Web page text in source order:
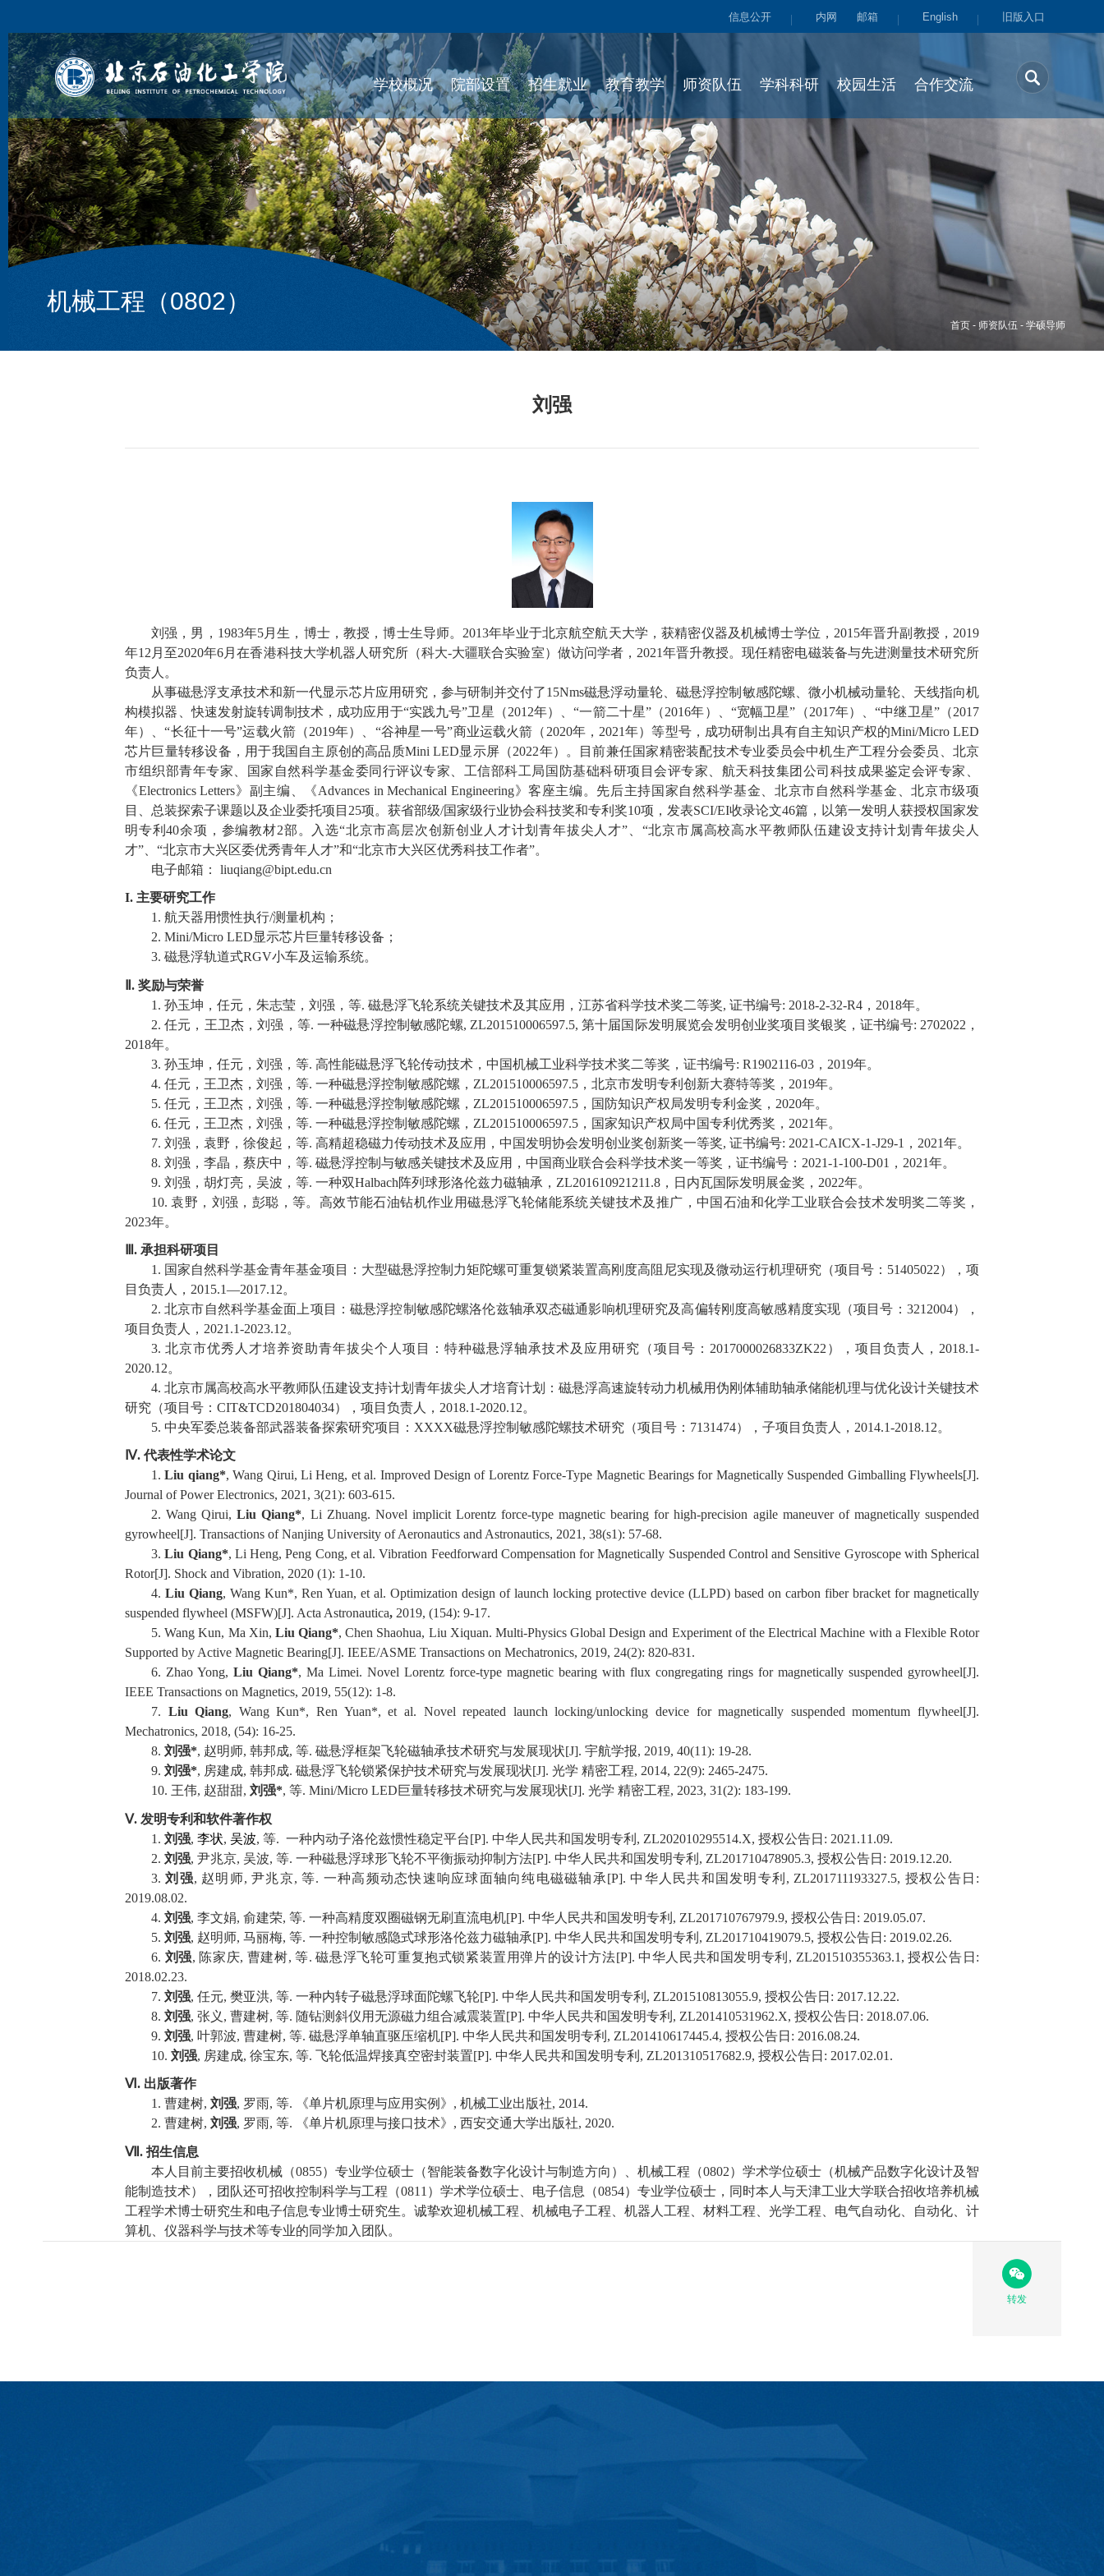
信息公开 内网 邮箱 English 旧版入口
学校概况 院部设置 招生就业 教育教学 师资队伍 学科科研 校园生活 合作交流
首页 - 师资队伍 - 学硕导师
机械工程（0802）
刘强
刘强，男， 1983年5月生，博士，教授，博士生导师。 2013年毕业于北京航空航天大学，获精密仪器及机械博士学位 ， 2015年晋升副教授， 2019
年12 月至2020年6月在香港科技大学机器人研究所（科大-大疆联合实验室）做访问学者， 2021年晋升教授。现任精密电磁装备与先进测量技术研究所
负责人。
从事磁悬浮支承技术和新一代显示芯片应用研究 ， 参与研制并交付了15Nms磁悬浮动量轮、磁悬浮控制敏感陀螺
微小机械动量轮、天线指向机
构模拟器、快速发射旋转调制技术，成功应用于“实践九号”卫星（2012年）、“一箭二十星” （2016年）、 “宽幅卫星” （2017年）、“中继卫星”（2017
年）、“长征十一号”运载火箭（2019年）、 “谷神星一号”商业运载火箭（ 2020年， 2021年）等型号， 成功研制出具有自主知识产权的Mini/Micro LED
芯片巨量转移设备，用于我国自主原创的高品质Mini LED显示屏（2022年）。 目前兼任国家精密装配技术专业委员会中机生产工程分会委员、北京
市组织部青年专家、国家自然科学基金委同行评议专家、工信部科工局国防基础科研项目会评专家、航天科技集团公司科技成果鉴定会评专家、
《Electronics Letters》副主编、《Advances in Mechanical Engineering》客座主编。先后主持国家自然科学基金
北京市自然科学基金、北京市级项
目、总装探索子课题 以及企业委托项目 25项。获省部级/国家级行业协会科技奖和专利奖10项， 发表SCI/EI收录论文46篇 ， 以第一发明人 获授权国家发
明专利40余项 ， 参编教材2部。 入选“北京市高层次创新创业人才计划青年拔尖人才” “北京市属高校高水平教师队伍建设支持计划青年拔尖人
才” “北京市大兴区委优秀青年人才”和“北京市大兴区优秀科技工作者”。
电子邮箱：
liuqiang@bipt.edu.cn
I. 主要研究工作
1. 航天器用惯性执行/测量机构 ；
2. Mini/Micro LED显示芯片巨量转移设备 ；
3. 磁悬浮轨道式RGV小车及运输系统。
. 奖励与荣誉
1. 孙玉坤，任元，朱志莹， 刘强 ，等. 磁悬浮飞轮系统关键技术及其应用，江苏省科学技术奖二等奖, 证书编号: 2018-2-32-R4 ， 2018年。
2.任元，王卫杰，刘强 ，等. 一种磁悬浮控制敏感陀螺, ZL201510006597.5, 第十届国际发明展览会发明创业奖项目奖银奖，证书编号: 2702022 ，
2018年。
3. 孙玉坤，任元， 刘强 ，等. 高性能磁悬浮飞轮传动技术，中国机械工业科学技术奖二等奖，证书编号: R1902116-03 ， 2019年。
4. 任元，王卫杰， 刘强 ，等. 一种磁悬浮控制敏感陀螺， ZL201510006597.5 ，北京市发明专利创新大赛特等奖， 2019年。
5. 任元，王卫杰， 刘强 ，等. 一种磁悬浮控制敏感陀螺， ZL201510006597.5 ，国防知识产权局发明专利金奖， 2020年。
6. 任元，王卫杰， 刘强 ，等. 一种磁悬浮控制敏感陀螺， ZL201510006597.5 ，国家知识产权局中国专利优秀奖， 2021年。
7. 刘强 ，袁野，徐俊起，等. 高精超稳磁力传动技术及应用，中国发明协会发明创业奖创新奖一等奖, 证书编号: 2021-CAICX-1-J29-1 ， 2021年。
8. 刘强 ，李晶，蔡庆中，等. 磁悬浮控制与敏感关键技术及应用，中国商业联合会科学技术奖一等奖，证书编号： 2021-1-100-D01 ， 2021年。
9. 刘强 ，胡灯亮，吴波，等. 一种双Halbach阵列球形洛伦兹力磁轴承， ZL201610921211.8 ，日内瓦国际发明展金奖， 2022年。
10. 袁野， 刘强 ， 彭聪，等。高效节能石油钻机作业用磁悬浮飞轮储能系统关键技术及推广，中国石油和化学工业联合会技术发明奖二等奖，
2023年。
. 承担科研项目
1. 国家自然科学基金青年基金项目：大型磁悬浮控制力矩陀螺可重复锁紧装置高刚度高阻尼实现及微动运行机理研究 （项目号： 51405022） ， 项
目 负责人 ， 2015.1—2017.12。
2.北京市自然科学基金面上项目：磁悬浮控制敏感陀螺洛伦兹轴承双态磁通影响机理研究及高偏转刚度高敏感精度实现 （项目号： 3212004）
，
项目 负责人， 2021 .1-2023.12。
3. 北京市优秀人才培养资助青年拔尖个人项目：特种磁悬浮轴承技术及应用研究 （项目号： 2017000026833ZK22 ） ， 项目 负责人， 2018.1-
2020.12。
4. 北京市属高校高水平教师队伍建设支持计划青年拔尖人才培育计划：磁悬浮高速旋转动力机械用伪刚体辅助轴承储能机理与优化设计关键技术
研究 （项目号： CIT&TCD201804034） ， 项目 负责人， 2018.1-2020.12。
5. 中央军委总装备部武器装备探索研究项目： XXXX磁悬浮控制敏感陀螺技术研究 （项目号 ： 7131474） ， 子项目 负责人， 2014.1-2018.12。
Ⅳ. 代表性学术论文
1.Liu qiang*, Wang Qirui, Li Heng, et al. Improved Design of Lorentz Force-Type Magnetic Bearings for Magnetically Suspended Gimballing Flywheels[J].
Journal of Power Electronics, 2021, 3(21): 603-615.
2.Wang Qirui,Liu Qiang*, LiZhuang. Novel implicit Lorentz force-type magnetic bearing for high-precision agile maneuver of magnetically suspended
gyrowheel[J]. Transactions of Nanjing University of Aeronautics and Astronautics, 2021, 38(s1): 57-68.
3.Liu Qiang*, Li Heng, Peng Cong, et al. Vibration Feedforward Compensation for Magnetically Suspended Control and Sensitive Gyroscope with Spherical
Rotor[J]. Shock and Vibration, 2020 (1): 1-10.
4. Liu Qiang, Wang Kun*, Ren Yuan, et al. Optimization design of launch locking protective device (LLPD) based on carbon fiber bracket for magnetically
suspended flywheel (MSFW)[J]. Acta Astronautica, 2019, (154): 9-17.
5.Wang Kun, Ma Xin, Liu Qiang*, Chen Shaohua, Liu Xiquan. Multi-Physics Global Design and Experiment of the Electrical Machine with a Flexible Rotor
Supported by Active Magnetic Bearing[J]. IEEE/ASME Transactions on Mechatronics, 2019, 24(2): 820-831.
6. Zhao Yong, Liu Qiang*, Ma Limei. Novel Lorentz force-type magnetic bearing with flux congregating rings for magnetically suspended gyrowheel[J].
IEEE Transactions on Magnetics, 2019, 55(12): 1-8.
7. Liu Qiang, Wang Kun*, Ren Yuan*, et al. Novel repeated launch locking/unlocking device for magnetically suspended momentum flywheel[J].
Mechatronics, 2018, (54): 16-25.
8. 刘强*, 赵明师, 韩邦成, 等. 磁悬浮框架飞轮磁轴承技术研究与发展现状[J]. 宇航学报, 2019, 40(11): 19-28.
9. 刘强*, 房建成, 韩邦成. 磁悬浮飞轮锁紧保护技术研究与发展现状[J]. 光学 精密工程, 2014, 22(9): 2465-2475.
10. 王伟, 赵甜甜, 刘强*, 等. Mini/Micro LED巨量转移技术研究与发展现状[J]. 光学 精密工程, 2023, 31(2): 183-199.
Ⅴ. 发明专利和软件著作权
1. 刘强, 李状, 吴波, 等. 一种内动子洛伦兹惯性稳定平台[P]. 中华人民共和国发明专利 , ZL202010295514.X, 授权公告日 : 2021.11.09.
2. 刘强, 尹兆京, 吴波, 等. 一种磁悬浮球形飞轮不平衡振动抑制方法[P]. 中华人民共和国发明专利 , ZL201710478905.3, 授权公告日 : 2019.12.20.
3.刘强, 赵明师,尹兆京,等. 一种高频动态快速响应球面轴向纯电磁磁轴承[P]. 中华人民共和国发明专利 , ZL201711193327.5, 授权公告日 :
2019.08.02.
4. 刘强, 李文娟, 俞建荣, 等. 一种高精度双圈磁钢无刷直流电机[P]. 中华人民共和国发明专利 , ZL201710767979.9, 授权公告日 : 2019.05.07.
5. 刘强, 赵明师, 马丽梅, 等. 一种控制敏感隐式球形洛伦兹力磁轴承[P]. 中华人民共和国发明专利 , ZL201710419079.5, 授权公告日 : 2019.02.26.
6. 刘强, 陈家庆, 曹建树,等.磁悬浮飞轮可重复抱式锁紧装置用弹片的设计方法[P]. 中华人民共和国发明专利 , ZL201510355363.1,授权公告日 :
2018.02.23.
7. 刘强, 任元, 樊亚洪, 等. 一种内转子磁悬浮球面陀螺飞轮[P]. 中华人民共和国发明专利 , ZL201510813055.9, 授权公告日 : 2017.12.22.
8. 刘强, 张义 , 曹建树, 等. 随钻测斜仪用无源磁力组合减震装置[P]. 中华人民共和国发明专利 , ZL201410531962.X, 授权公告日 : 2018.07.06.
9. 刘强, 叶郭波, 曹建树, 等. 磁悬浮单轴直驱压缩机[P]. 中华人民共和国发明专利 , ZL201410617445.4, 授权公告日 : 2016.08.24.
10. 刘强, 房建成, 徐宝东, 等. 飞轮低温焊接真空密封装置[P]. 中华人民共和国发明专利 , ZL201310517682.9, 授权公告日 : 2017.02.01.
Ⅵ. 出版著作
1. 曹建树, 刘强, 罗雨, 等. 《单片机原理与应用实例》 , 机械工业出版社, 2014.
2. 曹建树, 刘强, 罗雨, 等. 《单片机原理与接口技术》 , 西安交通大学出版社, 2020.
Ⅶ . 招生信息
本人目前主要招收机械（0855）专业学位硕士（智能装备数字化设计与制造方向）、机械工程（0802）学术学位硕士 （机械产品数字化设计及智
能制造技术）
，团队还可招收控制科学与工程（0811 ）学术学位硕士 电子信息（0854）专业学位硕士 ，同时本人与天津工业大学联合招收培养机械
工程学术博士研究生和电子信息专业博士研究生。诚挚欢迎机械工程、机械电子工程、机器人工程 、材料工程、光学工程 、电气自动化、自动化、计
算机、仪器科学与技术等专业的同学加入团队 。
转发